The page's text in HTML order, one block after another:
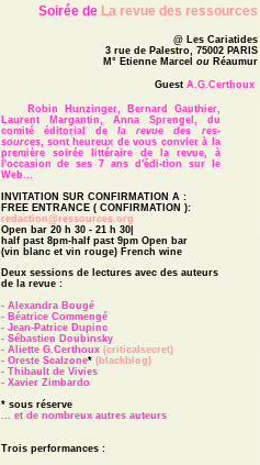
Soirée de La revue des ressources
@ Les Cariatides
3 rue de Palestro, 75002 PARIS
M° Etienne Marcel ouRéaumur
Guest A.G.Certhoux
Robin Hunzinger, Bernard Gauthier,
Laurent Margantin, Anna Sprengel, du
comité éditorial de la revue des res-
sources, sont heureux de vous convier à la
première soirée littéraire de la revue, à
l'occasion de ses 7 ans d'édi-tion sur le
Web...
INVITATION SUR CONFIRMATION A :
FREE ENTRANCE ( CONFIRMATION ):
redaction@ressources.org
Open bar 20 h 30 - 21 h 30|
half past 8pm-half past 9pm Open bar
(vin blanc et vin rouge) French wine
Deux sessions de lectures avec des auteurs
de la revue :
- Alexandra Bougé
- Béatrice Commengé
- Jean-Patrice Dupinc
- Sébastien Doubinsky
- Aliette G.Certhoux (criticalsecret)
- Oreste Scalzone* (blackblog)
- Thibault de Vivies
- Xavier Zimbardo
* sous réserve
... et de nombreux autres auteurs
Trois performances :